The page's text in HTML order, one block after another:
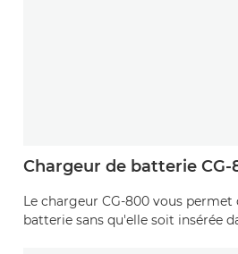
Chargeur de batterie CG-
Le chargeur CG-800 vous
batterie sans qu'elle soit insérée